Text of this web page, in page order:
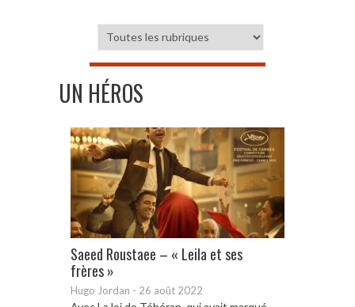
UN HÉROS
Saeed Roustaee – « Leila et ses
frères »
Hugo Jordan - 26 août 2022